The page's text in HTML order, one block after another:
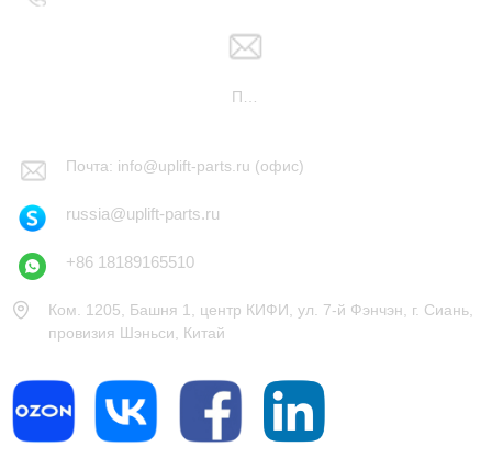
Почта: info@uplift-parts.ru (офис)
russia@uplift-parts.ru
+86 18189165510
Ком. 1205, Башня 1, центр КИФИ, ул. 7-й Фэнчэн, г. Сиань,
провизия Шэньси, Китай